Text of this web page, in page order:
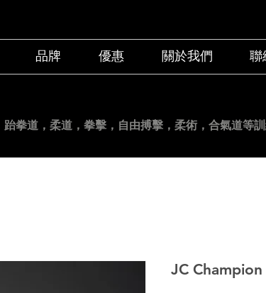
品牌 優惠 關於我們 聯
跆拳道，柔道，拳擊，自由搏擊，柔術，合氣道等
JC